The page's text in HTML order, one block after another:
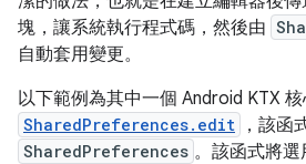
塊，讓系統執行程式碼，然後由
自動套用變更。
以下範例為其中一個 Android KTX
SharedPreferences.edit ，該函
SharedPreferences 。該函式將選